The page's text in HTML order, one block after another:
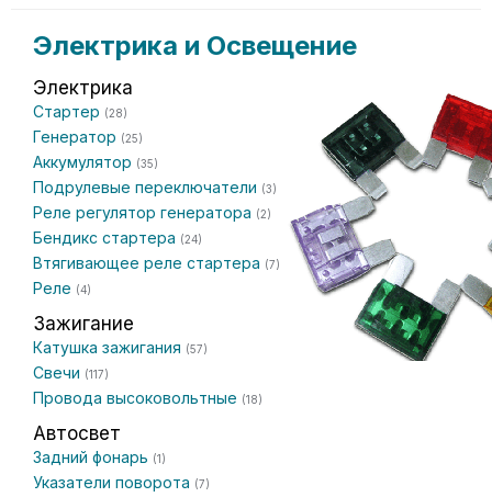
Электрика и Освещение
Электрика
Стартер (28)
Генератор (25)
Аккумулятор (35)
Подрулевые переключатели (3)
Реле регулятор генератора (2)
Бендикс стартера (24)
Втягивающее реле стартера (7)
Реле (4)
Зажигание
Катушка зажигания (57)
Свечи (117)
Провода высоковольтные (18)
Автосвет
Задний фонарь (1)
Указатели поворота (7)